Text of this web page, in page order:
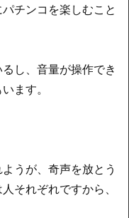
チンコを楽しむこと
し、音量が操作でき
ます。
うが、奇声を放とう
それぞれですから、